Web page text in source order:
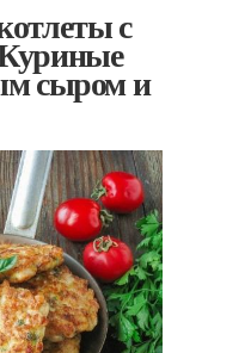
с
сыром и